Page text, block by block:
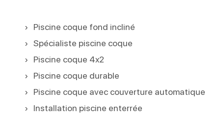
Piscine coque fond incliné
Spécialiste piscine coque
Piscine coque 4x2
Piscine coque durable
Piscine coque avec couverture automatique
Installation piscine enterrée